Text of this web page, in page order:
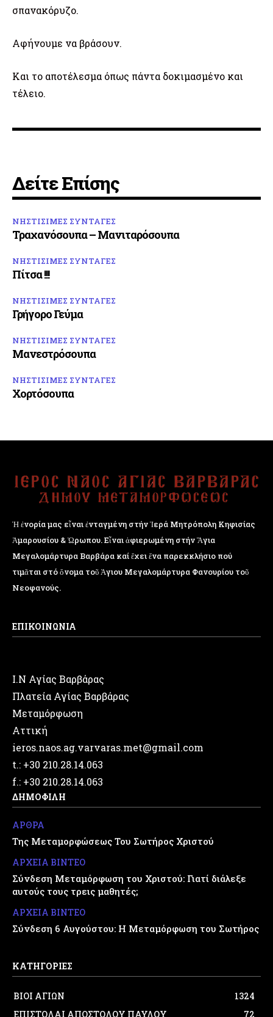
σπανακόρυζο.
Αφήνουμε να βράσουν.
Και το αποτέλεσμα όπως πάντα δοκιμασμένο και
τέλειο.
Δείτε Επίσης
ΝΗΣΤΙΣΙΜΕΣ ΣΥΝΤΑΓΕΣ
Τραχανόσουπα – Μανιταρόσουπα
ΝΗΣΤΙΣΙΜΕΣ ΣΥΝΤΑΓΕΣ
Πίτσα !!!
ΝΗΣΤΙΣΙΜΕΣ ΣΥΝΤΑΓΕΣ
Γρήγορο Γεύμα
ΝΗΣΤΙΣΙΜΕΣ ΣΥΝΤΑΓΕΣ
Μανεστρόσουπα
ΝΗΣΤΙΣΙΜΕΣ ΣΥΝΤΑΓΕΣ
Χορτόσουπα
Ἡ ἐνορία μας εἶναι ἐνταγμένη στήν Ἱερά Μητρόπολη Κηφισίας
Ἁμαρουσίου & Ὠρωπου. Εἶναι ἀφιερωμένη στήν Ἅγια
Μεγαλομάρτυρα Βαρβάρα καί ἔχει ἕνα παρεκκλήσιο πού
τιμᾶται στό ὄνομα τοῦ Ἁγιου Μεγαλομάρτυρα Φανουρίου τοῦ
Νεοφανούς.
ΕΠΙΚΟΙΝΩΝΙΑ
Ι.Ν Αγίας Βαρβάρας
Πλατεία Αγίας Βαρβάρας
Μεταμόρφωση
Αττική
ieros.naos.ag.varvaras.met@gmail.com
t.: +30 210.28.14.063
f.: +30 210.28.14.063
ΔΗΜΟΦΙΛΗ
ΑΡΘΡΑ
Της Μεταμορφώσεως Του Σωτήρος Χριστού
ΑΡΧΕΙΑ ΒΙΝΤΕΟ
Σύνδεση Μεταμόρφωση του Χριστού: Γιατί διάλεξε
αυτούς τους τρεις μαθητές;
ΑΡΧΕΙΑ ΒΙΝΤΕΟ
Σύνδεση 6 Αυγούστου: Η Μεταμόρφωση του Σωτήρος
ΚΑΤΗΓΟΡΙΕΣ
ΒΙΟΙ ΑΓΙΩΝ
1324
ΕΠΙΣΤΟΛΑΙ ΑΠΟΣΤΟΛΟΥ ΠΑΥΛΟΥ
72